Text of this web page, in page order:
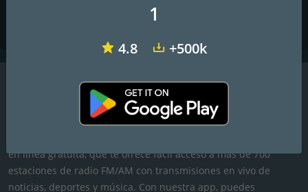
Radio FM Peru
en línea gratuita, que te ofrece fácil acceso a más de 700
estaciones de radio FM/AM con transmisiones en vivo de
noticias, deportes y música. Con nuestra app, puedes
1
4.8 +500k